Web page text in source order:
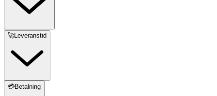
🚀Leveranstid
💳Betalning